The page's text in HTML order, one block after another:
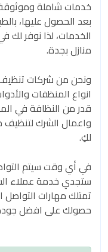
خدمات شاملة
بعد الحصول عليها،
الخدمات، لذا نوفر لك
منازل بجدة.
ونحن من شركات
انواع المنظفات
قدر من النظافة في
واعمال الشرك لتنظيف
لكِ.
في أي وقت سيتم
ستجدي خدمة عملاء
تمتلك مهارات
حصولك على افضل